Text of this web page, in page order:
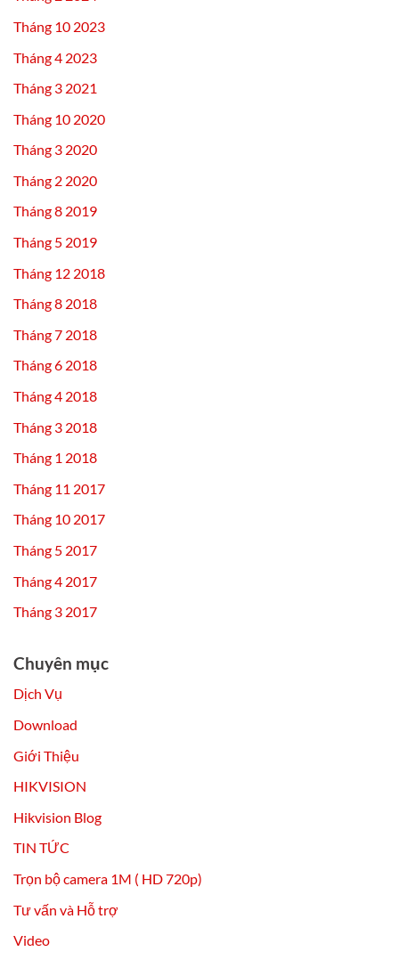
Tháng 10 2023
Tháng 4 2023
Tháng 3 2021
Tháng 10 2020
Tháng 3 2020
Tháng 2 2020
Tháng 8 2019
Tháng 5 2019
Tháng 12 2018
Tháng 8 2018
Tháng 7 2018
Tháng 6 2018
Tháng 4 2018
Tháng 3 2018
Tháng 1 2018
Tháng 11 2017
Tháng 10 2017
Tháng 5 2017
Tháng 4 2017
Tháng 3 2017
Chuyên mục
Dịch Vụ
Download
Giới Thiệu
HIKVISION
Hikvision Blog
TIN TỨC
Trọn bộ camera 1M ( HD 720p)
Tư vấn và Hỗ trợ
Video